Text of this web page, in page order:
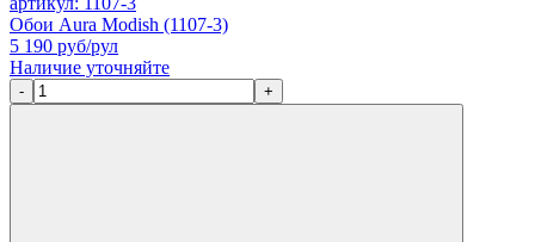
Обои Aura Modish (1107-3)
5 190 руб/рул
Наличие уточняйте
- +